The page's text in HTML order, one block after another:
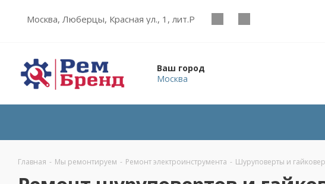
Москва, Люберцы, Красная ул., 1, лит.Р
Ваш город
Москва
Главная - Мы ремонтируем - Ремонт электроинструмента - Шуруповерты и